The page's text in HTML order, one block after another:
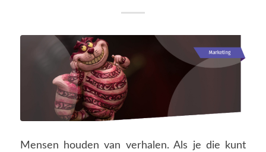
Mensen houden van verhalen. Als je die kunt